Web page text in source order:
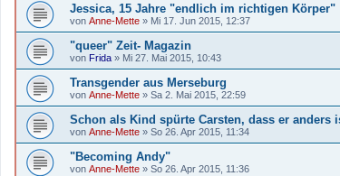
Jessica, 15 Jahre "endlich im richtigen Körper"
von Anne-Mette » Mi 17. Jun 2015, 12:37
"queer" Zeit- Magazin
von Frida » Mi 27. Mai 2015, 10:43
Transgender aus Merseburg
von Anne-Mette » Sa 2. Mai 2015, 22:59
Schon als Kind spürte Carsten, dass er anders
von Anne-Mette » So 26. Apr 2015, 11:34
"Becoming Andy"
von Anne-Mette » So 26. Apr 2015, 11:36